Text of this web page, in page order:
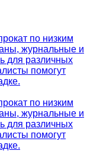
по низким
журнальные и
для различных
помогут
по низким
журнальные и
для различных
помогут